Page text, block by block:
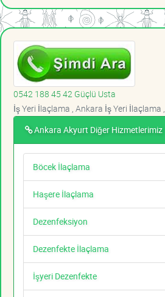
0542 188 45 42 Güçlü Usta
İş Yeri İlaçlama , Ankara İş Yeri İlaçlama ,
Ankara Akyurt Diğer Hizmetlerimiz
Böcek İlaçlama
Haşere İlaçlama
Dezenfeksiyon
Dezenfekte İlaçlama
İşyeri Dezenfekte